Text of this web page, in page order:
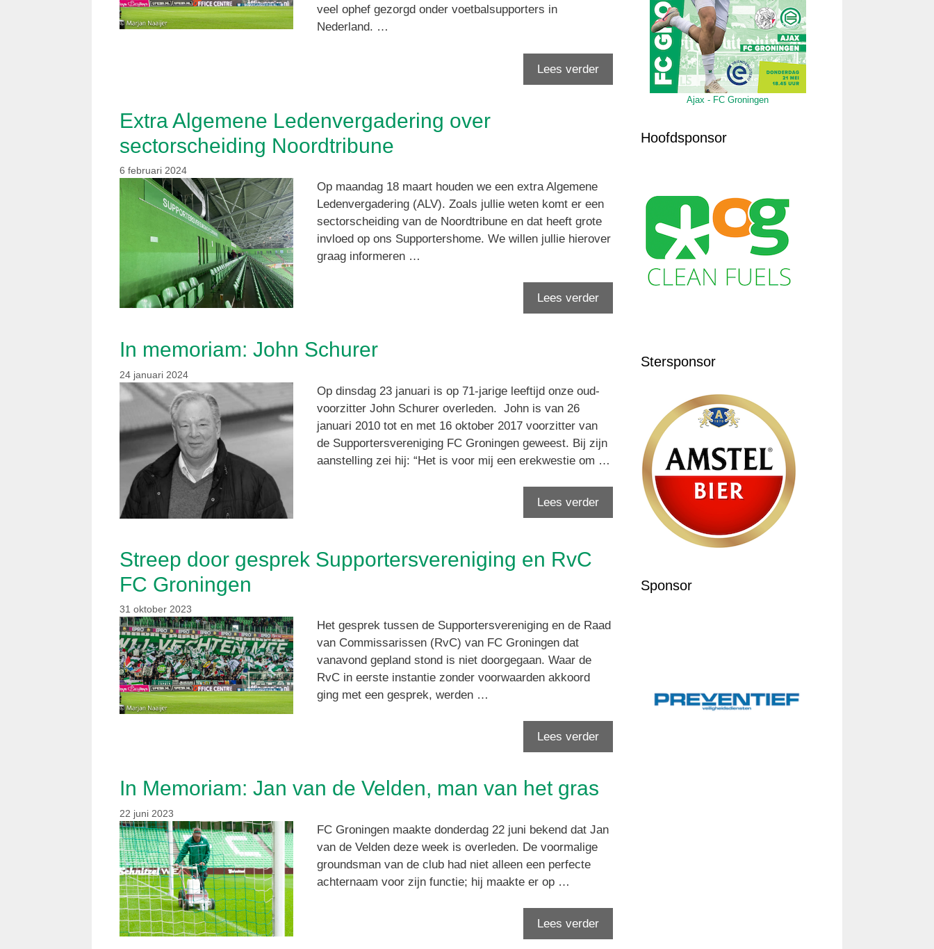
veel ophef gezorgd onder voetbalsupporters in
Nederland. …
Lees verder
Extra Algemene Ledenvergadering over
sectorscheiding Noordtribune
6 februari 2024
Op maandag 18 maart houden we een extra Algemene
Ledenvergadering (ALV). Zoals jullie weten komt er een
sectorscheiding van de Noordtribune en dat heeft grote
invloed op ons Supportershome. We willen jullie hierover
graag informeren …
Lees verder
In memoriam: John Schurer
24 januari 2024
Op dinsdag 23 januari is op 71-jarige leeftijd onze oud-
voorzitter John Schurer overleden. John is van 26
januari 2010 tot en met 16 oktober 2017 voorzitter van
de Supportersvereniging FC Groningen geweest. Bij zijn
aanstelling zei hij: “Het is voor mij een erekwestie om …
Lees verder
Streep door gesprek Supportersvereniging en RvC
FC Groningen
31 oktober 2023
Het gesprek tussen de Supportersvereniging en de Raad
van Commissarissen (RvC) van FC Groningen dat
vanavond gepland stond is niet doorgegaan. Waar de
RvC in eerste instantie zonder voorwaarden akkoord
ging met een gesprek, werden …
Lees verder
In Memoriam: Jan van de Velden, man van het gras
22 juni 2023
FC Groningen maakte donderdag 22 juni bekend dat Jan
van de Velden deze week is overleden. De voormalige
groundsman van de club had niet alleen een perfecte
achternaam voor zijn functie; hij maakte er op …
Lees verder
Ajax - FC Groningen
Hoofdsponsor
Stersponsor
Sponsor